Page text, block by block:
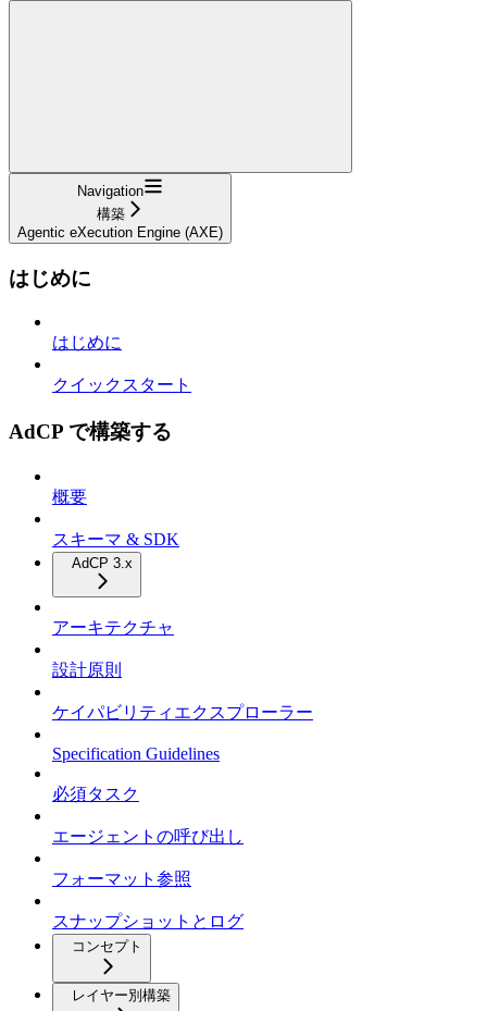
Navigation
構築
Agentic eXecution Engine (AXE)
はじめに
はじめに
クイックスタート
AdCP で構築する
概要
スキーマ & SDK
AdCP 3.x
アーキテクチャ
設計原則
ケイパビリティエクスプローラー
Specification Guidelines
必須タスク
エージェントの呼び出し
フォーマット参照
スナップショットとログ
コンセプト
レイヤー別構築